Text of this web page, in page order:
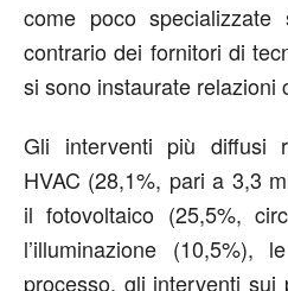
come poco
contrario dei fornitori di
si sono instaurate relazioni
Gli interventi più diffusi
HVAC (28,1%, pari a 3,3
il fotovoltaico (25,5%,
l’illuminazione
processo, gli interventi sui